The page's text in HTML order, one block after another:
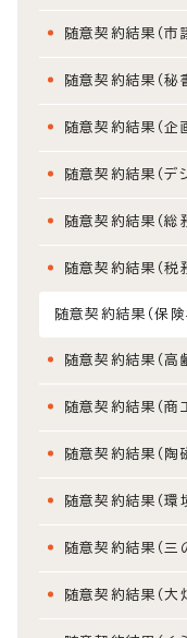
随意契約結果（市
随意契約結果（秘
随意契約結果（企
随意契約結果（デ
随意契約結果（総
随意契約結果（税
随意契約結果（保険
随意契約結果（高
随意契約結果（商
随意契約結果（陶
随意契約結果（環
随意契約結果（三
随意契約結果（大